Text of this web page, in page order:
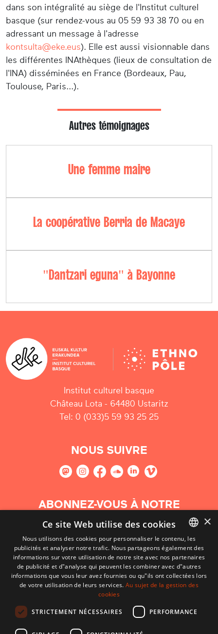
dans son intégralité au siège de l'Institut culturel
basque (sur rendez-vous au 05 59 93 38 70 ou en
adressant un message à l'adresse
kontsulta@eke.eus). Elle est aussi visionnable dans
les différentes INAthèques (lieux de consultation de
l'INA) disséminées en France (Bordeaux, Pau,
Toulouse, Paris...).
Autres témoignages
Une femme maire
La coopérative Berria de Macaye
"Dantzari eguna" à Bayonne
Institut culturel basque
Château Lota - 64480 Ustaritz
Tel: 0 (033)5 59 93 25 25
NOUS SUIVRE
ABONNEZ-VOUS À NOTRE
NEWSLETTER
S'abonner
BASQUE
FRENCH
×
Ce site Web utilise des cookies
Nous utilisons des cookies pour personnaliser le contenu, les
publicités et analyser notre trafic. Nous partageons également des
informations sur votre utilisation de notre site avec nos partenaires
de publicité et d"analyse qui peuvent les combiner avec d"autres
informations que vous leur avez fournies ou qu"ils ont collectées lors
de votre utilisation de leurs services.Au sujet de la gestion des
cookies
STRICTEMENT NÉCESSAIRES PERFORMANCE